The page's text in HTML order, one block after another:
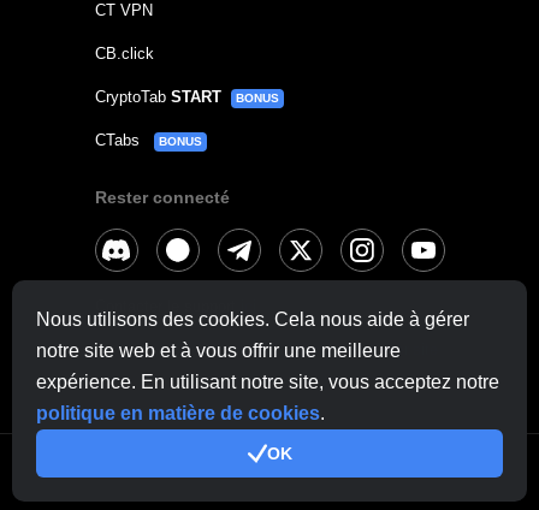
Nous utilisons des cookies. Cela nous aide à gérer
notre site web et à vous offrir une meilleure
expérience. En utilisant notre site, vous acceptez notre
politique en matière de cookies.
OK
CT VPN
CB.click
CryptoTab START BONUS
CTabs BONUS
Rester connecté
Autres demandes:contactus@cryptobrowser.site
Tous droits réservés. CryptoCompany OÜ, Rebase tn 1, Tartu